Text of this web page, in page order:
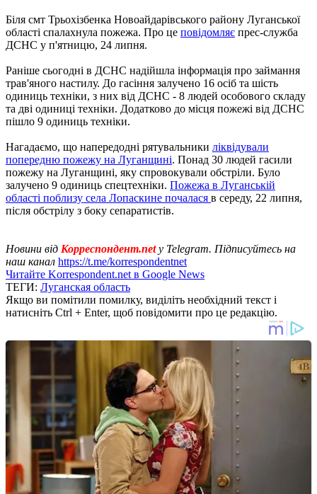
Біля смт Трьохізбенка Новоайдарівського району Луганської
області спалахнула пожежа. Про це повідомляє прес-служба
ДСНС у п'ятницю, 24 липня.
Раніше сьогодні в ДСНС надійшла інформація про займання
трав'яного настилу. До гасіння залучено 16 осіб та шість
одиниць техніки, з них від ДСНС - 8 людей особового складу
та дві одиниці техніки. Додатково до місця пожежі від ДСНС
пішло 9 одиниць техніки.
Нагадаємо, що напередодні рятувальники ліквідували
попередню пожежу на Луганщині. Понад 30 людей гасили
пожежу на Луганщині, яку спровокували обстріли. Було
залучено 9 одиниць спецтехніки. Пожежа в Луганській
області поблизу села Лопаскине почалася в середу, 22 липня,
після обстрілу з боку сепаратистів.
Новини від Корреспондент.net у Telegram. Підписуйтесь на
наш канал https://t.me/korrespondentnet
Читайте Korrespondent.net в Google News
ТЕГИ: Луганская область
Якщо ви помітили помилку, виділіть необхідний текст і
натисніть Ctrl + Enter, щоб повідомити про це редакцію.